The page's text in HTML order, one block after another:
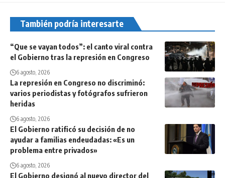
También podría interesarte
“Que se vayan todos”: el canto viral contra
el Gobierno tras la represión en Congreso
6 agosto, 2026
La represión en Congreso no discriminó:
varios periodistas y fotógrafos sufrieron
heridas
6 agosto, 2026
El Gobierno ratificó su decisión de no
ayudar a familias endeudadas: «Es un
problema entre privados»
6 agosto, 2026
El Gobierno designó al nuevo director del